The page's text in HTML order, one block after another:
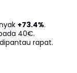
+73.4%.
40€.
rapat.